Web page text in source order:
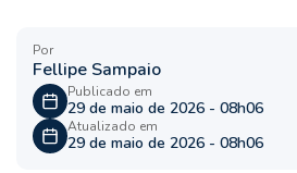
Por
Fellipe Sampaio
Publicado em
29 de maio de 2026 - 08h06
Atualizado em
29 de maio de 2026 - 08h06